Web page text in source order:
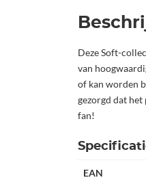
Deze Soft-
van
of kan worden
gezorgd dat
fan!
EAN